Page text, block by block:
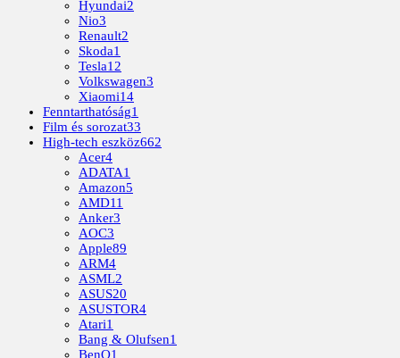
Hyundai2
Nio3
Renault2
Skoda1
Tesla12
Volkswagen3
Xiaomi14
Fenntarthatóság1
Film és sorozat33
High-tech eszköz662
Acer4
ADATA1
Amazon5
AMD11
Anker3
AOC3
Apple89
ARM4
ASML2
ASUS20
ASUSTOR4
Atari1
Bang & Olufsen1
BenQ1